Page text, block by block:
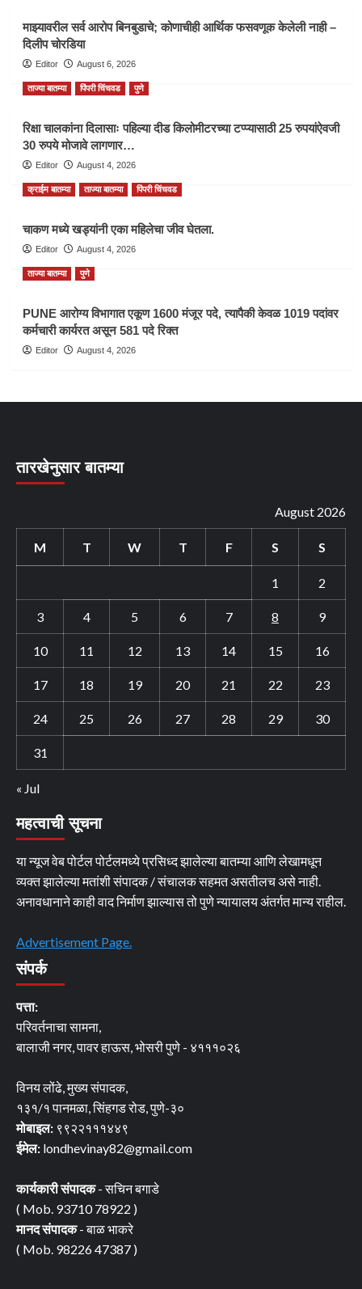
माझ्यावरील सर्व आरोप बिनबुडाचे; कोणाचीही आर्थिक फसवणूक केलेली नाही –
दिलीप चोरडिया
Editor August 6, 2026
ताज्या बातम्या पिंपरी चिंचवड पुणे
रिक्षा चालकांना दिलासाः पहिल्या दीड किलोमीटरच्या टप्प्यासाठी 25 रुपयांऐवजी
30 रुपये मोजावे लागणार…
Editor August 4, 2026
क्राईम बातम्या ताज्या बातम्या पिंपरी चिंचवड
चाकण मध्ये खड्यांनी एका महिलेचा जीव घेतला.
Editor August 4, 2026
ताज्या बातम्या पुणे
PUNE आरोग्य विभागात एकूण 1600 मंजूर पदे, त्यापैकी केवळ 1019 पदांवर
कर्मचारी कार्यरत असून 581 पदे रिक्त
Editor August 4, 2026
तारखेनुसार बातम्या
August 2026
M T W T F S S
1 2
3 4 5 6 7 8 9
10 11 12 13 14 15 16
17 18 19 20 21 22 23
24 25 26 27 28 29 30
31
« Jul
महत्वाची सूचना
या न्यूज वेब पोर्टल पोर्टलमध्ये प्रसिध्द झालेल्या बातम्या आणि लेखामधून
व्यक्त झालेल्या मतांशी संपादक / संचालक सहमत असतीलच असे नाही.
अनावधानाने काही वाद निर्माण झाल्यास तो पुणे न्यायालय अंतर्गत मान्य राहील.
Advertisement Page.
संपर्क
पत्ता:
परिवर्तनाचा सामना,
बालाजी नगर, पावर हाऊस, भोसरी पुणे - ४१११०२६
विनय लोंढे, मुख्य संपादक,
१३१/१ पानमळा, सिंहगड रोड, पुणे-३०
मोबाइल: ९९२२१११४४९
ईमेल: londhevinay82@gmail.com
कार्यकारी संपादक- सचिन बगाडे
( Mob. 93710 78922 )
मानद संपादक- बाळ भाकरे
( Mob. 98226 47387 )